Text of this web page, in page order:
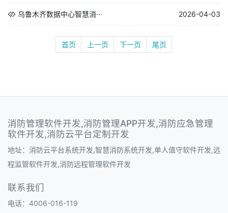
乌鲁木齐数据中心智慧消··· 2026-04-03
首页 上一页 下一页 尾页
消防管理软件开发,消防管理APP开发,消防应急管理
软件开发,消防云平台定制开发
地址：消防云平台系统开发,智慧消防系统开发,单人值守软件开发,远
程监管软件开发,消防远程管理软件开发
联系我们
电话：4006-016-119